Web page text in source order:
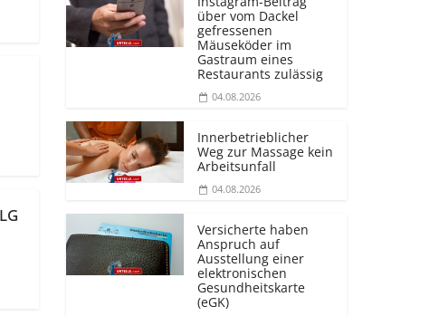
über vom Dackel
gefressenen
Mäuseköder im
Gastraum eines
Restaurants zulässig
04.08.2026
Innerbetrieblicher
Weg zur Massage kein
Arbeitsunfall
04.08.2026
Versicherte haben
Anspruch auf
Ausstellung einer
elektronischen
Gesundheitskarte
(eGK)